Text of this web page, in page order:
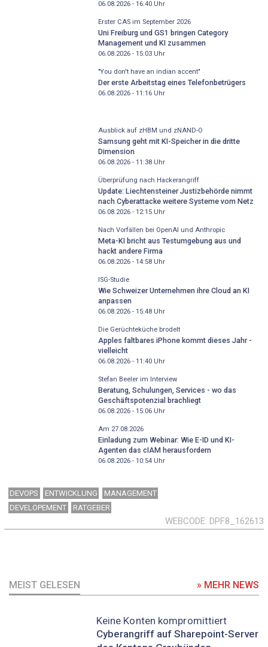
06.08.2026 - 16:40Uhr
Erster CAS im September 2026
Uni Freiburg und GS1 bringen Category
Management und KI zusammen
06.08.2026 - 15:03Uhr
"You don't have an indian accent"
Der erste Arbeitstag eines Telefonbetrügers
06.08.2026 - 11:16Uhr
Ausblick auf zHBM und zNAND-O
Samsung geht mit KI-Speicher in die dritte
Dimension
06.08.2026 - 11:38Uhr
Überprüfung nach Hackerangriff
Update: Liechtensteiner Justizbehörde nimmt
nach Cyberattacke weitere Systeme vom Netz
06.08.2026 - 12:15Uhr
Nach Vorfällen bei OpenAI und Anthropic
Meta-KI bricht aus Testumgebung aus und
hackt andere Firma
06.08.2026 - 14:58Uhr
ISG-Studie
Wie Schweizer Unternehmen ihre Cloud an KI
anpassen
06.08.2026 - 15:48Uhr
Die Gerüchteküche brodelt
Apples faltbares iPhone kommt dieses Jahr -
vielleicht
06.08.2026 - 11:40Uhr
Stefan Beeler im Interview
Beratung, Schulungen, Services - wo das
Geschäftspotenzial brachliegt
06.08.2026 - 15:06Uhr
Am 27.08.2026
Einladung zum Webinar: Wie E-ID und KI-
Agenten das cIAM herausfordern
06.08.2026 - 10:54Uhr
DEVOPS ENTWICKLUNG
MANAGEMENT
DEVELOPEMENT
RATGEBER
WEBCODE DPF8_162613
MEIST GELESEN » MEHR NEWS
Keine Konten kompromittiert
Cyberangriff auf Sharepoint-Server